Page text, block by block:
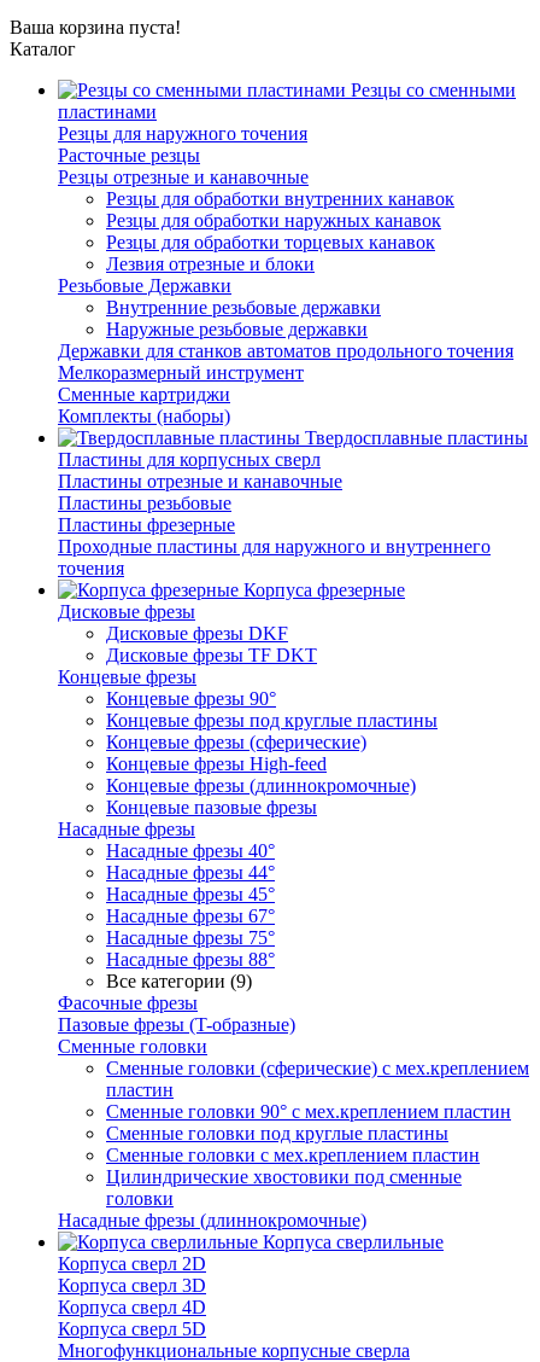
Ваша корзина пуста!
Каталог
Резцы со сменными
пластинами
Резцы для наружного точения
Расточные резцы
Резцы отрезные и канавочные
Резцы для обработки внутренних канавок
Резцы для обработки наружных канавок
Резцы для обработки торцевых канавок
Лезвия отрезные и блоки
Резьбовые Державки
Внутренние резьбовые державки
Наружные резьбовые державки
Державки для станков автоматов продольного точения
Мелкоразмерный инструмент
Сменные картриджи
Комплекты (наборы)
Твердосплавные пластины
Пластины для корпусных сверл
Пластины отрезные и канавочные
Пластины резьбовые
Пластины фрезерные
Проходные пластины для наружного и внутреннего
точения
Корпуса фрезерные
Дисковые фрезы
Дисковые фрезы DKF
Дисковые фрезы TF DKT
Концевые фрезы
Концевые фрезы 90°
Концевые фрезы под круглые пластины
Концевые фрезы (сферические)
Концевые фрезы High-feed
Концевые фрезы (длиннокромочные)
Концевые пазовые фрезы
Насадные фрезы
Насадные фрезы 40°
Насадные фрезы 44°
Насадные фрезы 45°
Насадные фрезы 67°
Насадные фрезы 75°
Насадные фрезы 88°
Все категории (9)
Фасочные фрезы
Пазовые фрезы (T-образные)
Сменные головки
Сменные головки (сферические) с мех.креплением
пластин
Сменные головки 90° с мех.креплением пластин
Сменные головки под круглые пластины
Сменные головки с мех.креплением пластин
Цилиндрические хвостовики под сменные
головки
Насадные фрезы (длиннокромочные)
Корпуса сверлильные
Корпуса сверл 2D
Корпуса сверл 3D
Корпуса сверл 4D
Корпуса сверл 5D
Многофункциональные корпусные сверла